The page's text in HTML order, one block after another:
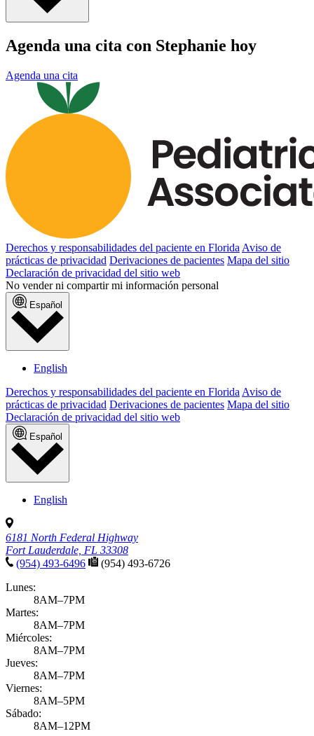
Agenda una cita con Stephanie hoy
Agenda una cita
Derechos y responsabilidades del paciente en Florida Aviso de
prácticas de privacidad Derivaciones de pacientes Mapa del sitio
Declaración de privacidad del sitio web
No vender ni compartir mi información personal
Español
English
Derechos y responsabilidades del paciente en Florida Aviso de
prácticas de privacidad Derivaciones de pacientes Mapa del sitio
Declaración de privacidad del sitio web
Español
English
6181 North Federal Highway
Fort Lauderdale, FL 33308
(954) 493-6496
(954) 493-6726
Lunes:
8AM–7PM
Martes:
8AM–7PM
Miércoles:
8AM–7PM
Jueves:
8AM–7PM
Viernes:
8AM–5PM
Sábado:
8AM–12PM